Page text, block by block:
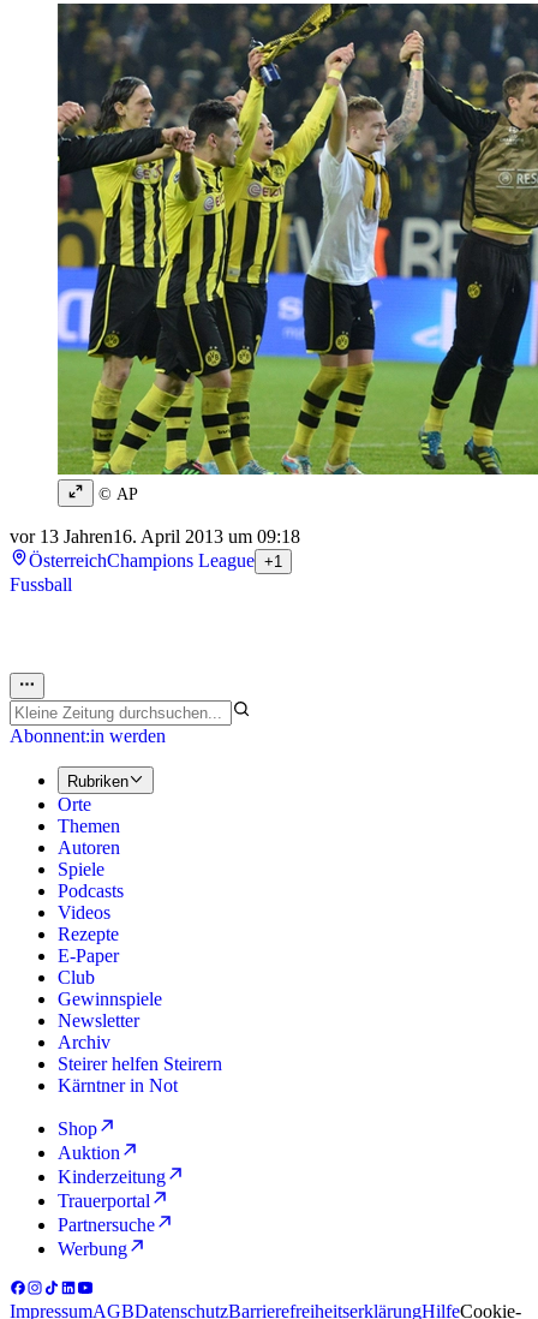
© AP
vor 13 Jahren16. April 2013 um 09:18
ÖsterreichChampions League +1
Fussball
Abonnent:in werden
Rubriken
Orte
Themen
Autoren
Spiele
Podcasts
Videos
Rezepte
E-Paper
Club
Gewinnspiele
Newsletter
Archiv
Steirer helfen Steirern
Kärntner in Not
Shop
Auktion
Kinderzeitung
Trauerportal
Partnersuche
Werbung
ImpressumAGBDatenschutzBarrierefreiheitserklärungHilfeCookie-